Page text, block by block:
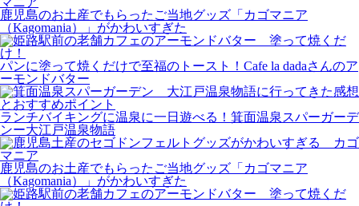
鹿児島のお土産でもらったご当地グッズ「カゴマニア
（Kagomania）」がかわいすぎた
パンに塗って焼くだけで至福のトースト！Cafe la dadaさんのア
ーモンドバター
ランチバイキングに温泉に一日遊べる！箕面温泉スパーガーデ
ンー大江戸温泉物語
鹿児島のお土産でもらったご当地グッズ「カゴマニア
（Kagomania）」がかわいすぎた